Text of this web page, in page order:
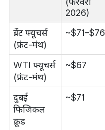
2026)
ब्रेंट फ्यूचर्स
(फ्रंट-मंथ)
~$71–$76
WTI फ्यूचर्स
(फ्रंट-मंथ)
~$67
दुबई
फिजिकल
क्रूड
~$71